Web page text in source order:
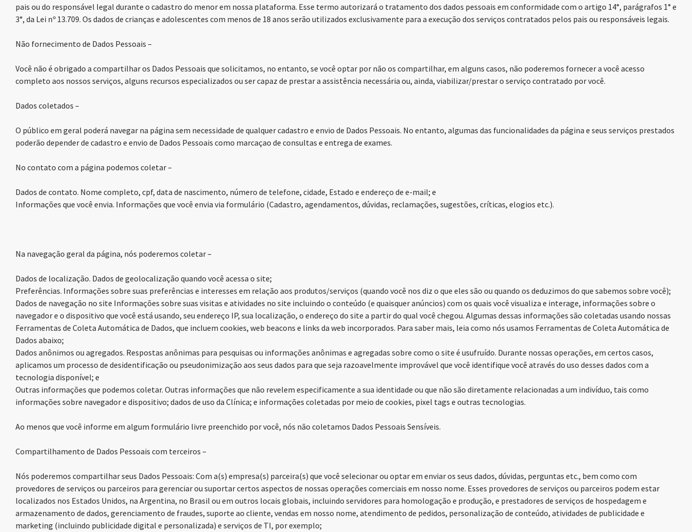
pais ou do responsável legal durante o cadastro do menor em nossa plataforma. Esse termo autorizará o tratamento dos dados pessoais em conformidade com o artigo 14°, parágrafos 1° e
3°, da Lei nº 13.709. Os dados de crianças e adolescentes com menos de 18 anos serão utilizados exclusivamente para a execução dos serviços contratados pelos pais ou responsáveis legais.
Não fornecimento de Dados Pessoais –
Você não é obrigado a compartilhar os Dados Pessoais que solicitamos, no entanto, se você optar por não os compartilhar, em alguns casos, não poderemos fornecer a você acesso
completo aos nossos serviços, alguns recursos especializados ou ser capaz de prestar a assistência necessária ou, ainda, viabilizar/prestar o serviço contratado por você.
Dados coletados –
O público em geral poderá navegar na página sem necessidade de qualquer cadastro e envio de Dados Pessoais. No entanto, algumas das funcionalidades da página e seus serviços prestados
poderão depender de cadastro e envio de Dados Pessoais como marcaçao de consultas e entrega de exames.
No contato com a página podemos coletar –
Dados de contato. Nome completo, cpf, data de nascimento, número de telefone, cidade, Estado e endereço de e-mail; e
Informações que você envia. Informações que você envia via formulário (Cadastro, agendamentos, dúvidas, reclamações, sugestões, críticas, elogios etc.).
Na navegação geral da página, nós poderemos coletar –
Dados de localização. Dados de geolocalização quando você acessa o site;
Preferências. Informações sobre suas preferências e interesses em relação aos produtos/serviços (quando você nos diz o que eles são ou quando os deduzimos do que sabemos sobre você);
Dados de navegação no site Informações sobre suas visitas e atividades no site incluindo o conteúdo (e quaisquer anúncios) com os quais você visualiza e interage, informações sobre o
navegador e o dispositivo que você está usando, seu endereço IP, sua localização, o endereço do site a partir do qual você chegou. Algumas dessas informações são coletadas usando nossas
Ferramentas de Coleta Automática de Dados, que incluem cookies, web beacons e links da web incorporados. Para saber mais, leia como nós usamos Ferramentas de Coleta Automática de
Dados abaixo;
Dados anônimos ou agregados. Respostas anônimas para pesquisas ou informações anônimas e agregadas sobre como o site é usufruído. Durante nossas operações, em certos casos,
aplicamos um processo de desidentificação ou pseudonimização aos seus dados para que seja razoavelmente improvável que você identifique você através do uso desses dados com a
tecnologia disponível; e
Outras informações que podemos coletar. Outras informações que não revelem especificamente a sua identidade ou que não são diretamente relacionadas a um indivíduo, tais como
informações sobre navegador e dispositivo; dados de uso da Clínica; e informações coletadas por meio de cookies, pixel tags e outras tecnologias.
Ao menos que você informe em algum formulário livre preenchido por você, nós não coletamos Dados Pessoais Sensíveis.
Compartilhamento de Dados Pessoais com terceiros –
Nós poderemos compartilhar seus Dados Pessoais: Com a(s) empresa(s) parceira(s) que você selecionar ou optar em enviar os seus dados, dúvidas, perguntas etc., bem como com
provedores de serviços ou parceiros para gerenciar ou suportar certos aspectos de nossas operações comerciais em nosso nome. Esses provedores de serviços ou parceiros podem estar
localizados nos Estados Unidos, na Argentina, no Brasil ou em outros locais globais, incluindo servidores para homologação e produção, e prestadores de serviços de hospedagem e
armazenamento de dados, gerenciamento de fraudes, suporte ao cliente, vendas em nosso nome, atendimento de pedidos, personalização de conteúdo, atividades de publicidade e
marketing (incluindo publicidade digital e personalizada) e serviços de TI, por exemplo;